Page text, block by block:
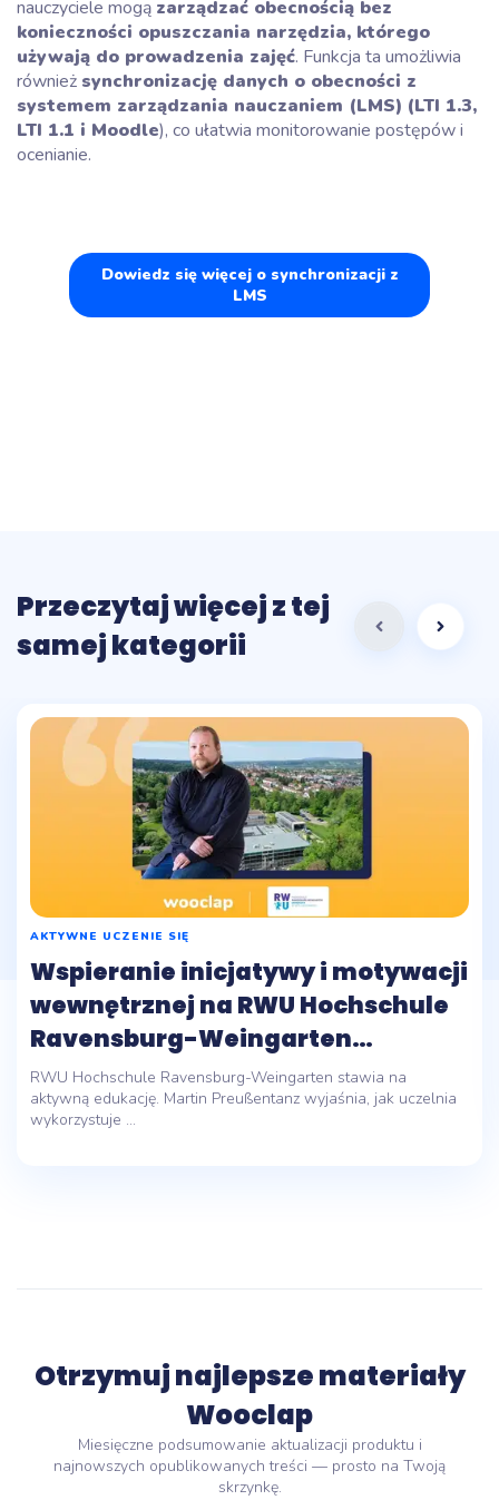
nauczyciele mogą zarządzać obecnością bez
konieczności opuszczania narzędzia, którego
używają do prowadzenia zajęć. Funkcja ta umożliwia
również synchronizację danych o obecności z
systemem zarządzania nauczaniem (LMS) (LTI 1.3,
LTI 1.1 i Moodle), co ułatwia monitorowanie postępów i
ocenianie.
Dowiedz się więcej o synchronizacji z
LMS
Przeczytaj więcej z tej
samej kategorii
AKTYWNE UCZENIE SIĘ
Wspieranie inicjatywy i motywacji
wewnętrznej na RWU Hochschule
Ravensburg-Weingarten
University of ...
RWU Hochschule Ravensburg-Weingarten stawia na
aktywną edukację. Martin Preußentanz wyjaśnia, jak uczelnia
wykorzystuje ...
Otrzymuj najlepsze materiały
Wooclap
Miesięczne podsumowanie aktualizacji produktu i
najnowszych opublikowanych treści — prosto na Twoją
skrzynkę.